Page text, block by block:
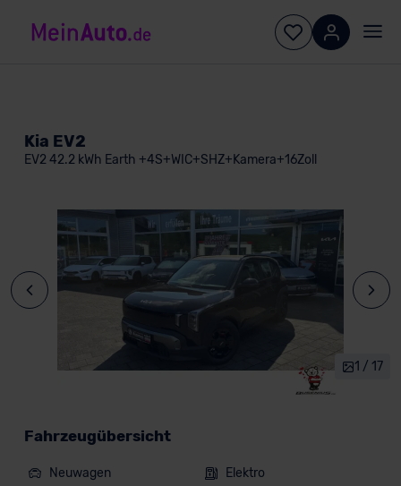
Kia EV2
EV2 42.2 kWh Earth +4S+WIC+SHZ+Kamera+16Zoll
1 / 17
Fahrzeugübersicht
Neuwagen
Elektro